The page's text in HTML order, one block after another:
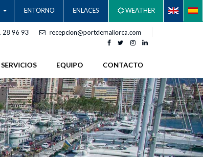
ENTORNO ENLACES WEATHER
28 96 93 recepcion@portdemallorca.com
SERVICIOS EQUIPO CONTACTO